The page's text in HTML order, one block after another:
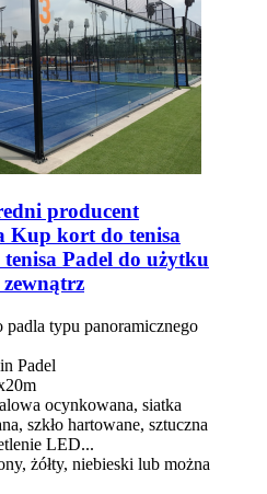
producent
Kup kort do tenisa
Padel do użytku
padla typu panoramicznego
Padel
ocynkowana, siatka
szkło hartowane, sztuczna
LED...
żółty, niebieski lub można